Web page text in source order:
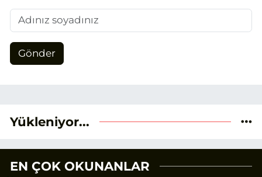
Gönder
Yükleniyor...
EN ÇOK OKUNANLAR